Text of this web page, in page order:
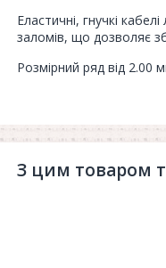
Еластичні, гнучкі
заломів, що дозволяє
Розмірний ряд від 2.00
З цим товаром